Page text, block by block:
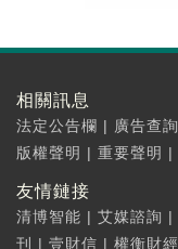
相關訊息
法定公告欄 | 廣告查詢
版權聲明 | 重要聲明 |
友情鏈接
清博智能 | 艾媒諮詢 |
刊
| 壹財信 | 權衡財經